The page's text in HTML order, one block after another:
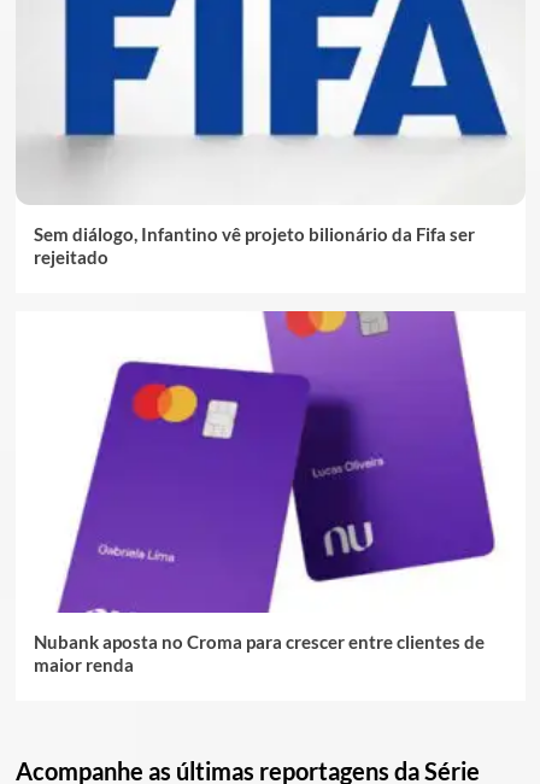
Sem diálogo, Infantino vê projeto bilionário da Fifa ser
rejeitado
Nubank aposta no Croma para crescer entre clientes de
maior renda
Acompanhe as últimas reportagens da Série